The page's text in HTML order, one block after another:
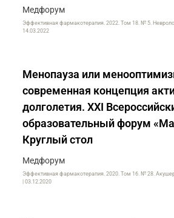
Медфорум
Эффективная фармакотерапия. 2022. Том 18. № 5.
14.03.2022
Менопауза или
современная концепция
долголетия. XXI
образовательный форум
Круглый стол
Медфорум
Эффективная фармакотерапия. 2020. Том 16. № 28.
| 03.12.2020